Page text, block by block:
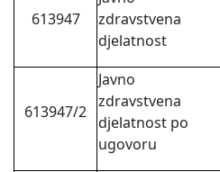
613947
zdravstvena
djelatnost
613947/2
Javno
zdravstvena
djelatnost po
ugovoru